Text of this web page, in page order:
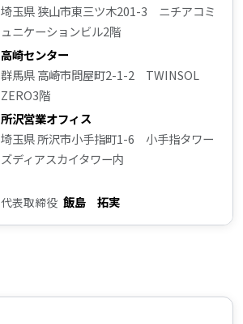
埼玉県 狭山市東三ツ木201-3 ニチアコミ
ュニケーションビル2階
高崎センター
群馬県 高崎市問屋町2-1-2 TWINSOL
ZERO3階
所沢営業オフィス
埼玉県 所沢市小手指町1-6 小手指タワー
ズディアスカイタワー内
代表取締役 飯島 拓実